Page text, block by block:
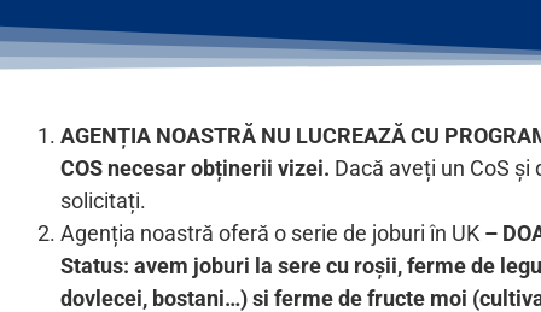
AGENȚIA NOASTRĂ NU LUCREAZĂ CU
COS necesar obținerii vizei. Dacă aveți un CoS
solicitați.
Agenția noastră oferă o serie de joburi în UK –
Status: avem joburi la sere cu roșii, ferme de
dovlecei, bostani…) si ferme de fructe moi